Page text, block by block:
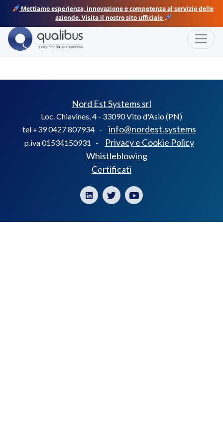
Skip
content
Mettiamo esperienza, innovazione e competenza al servizio delle
aziende. Visita il nostro sito ufficiale
COVEME
Nord Est Systems srl
Loc. Chiavines, 4 - 33090 Vito d'Asio (PN)
tel +39 0427 807934 -
info@nordest.systems
p.iva 01534150931 -
Privacy e Cookie Policy
Whistleblowing
Certificati